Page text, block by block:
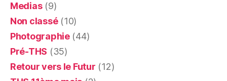
Medias(9)
Non classé(10)
Photographie(44)
Pré-THS (35)
Retour vers le Futur (12)